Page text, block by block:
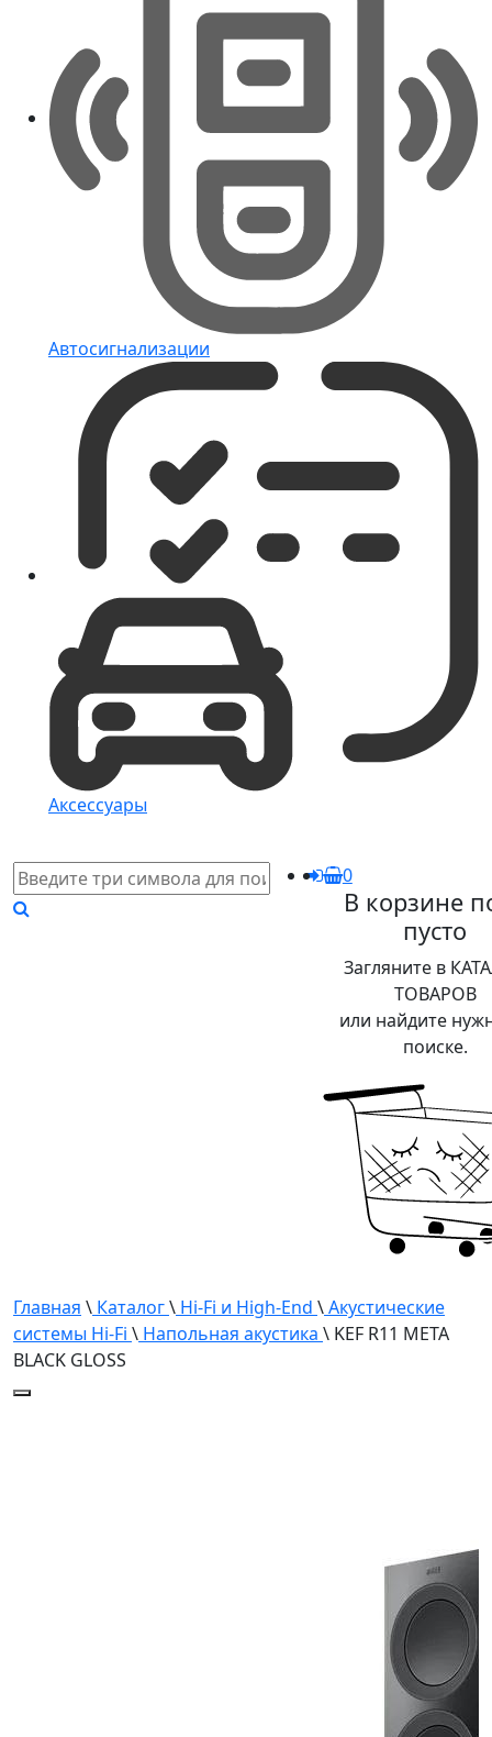
Автосигнализации
Аксессуары
0
В корзине
пусто
Загляните в
ТОВАРОВ
или найдите
поиске.
Главная \ Каталог\ Hi-Fi и High-End \Акустические
системы Hi-Fi \ Напольная акустика \ KEF R11 META
BLACK GLOSS